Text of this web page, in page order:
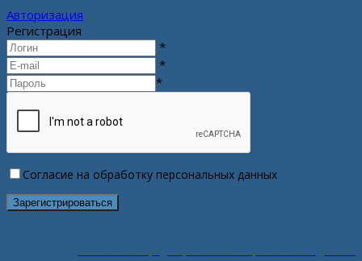
Авторизация
Регистрация
*
*
*
Согласие на обработку персональных данных